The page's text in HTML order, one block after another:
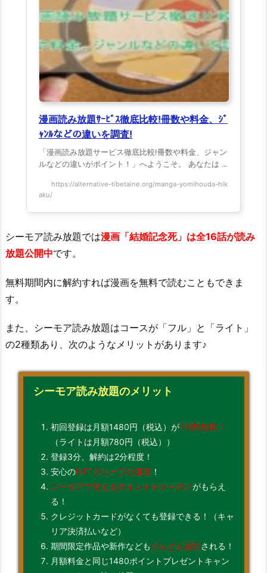
漫画読み放題ｻｰﾋﾞｽ徹底比較!冊数や料金、ｼﾞ
ｬﾝﾙなどの違いを調査!
「漫画読み放題サービス徹底比較!冊数や料金、ジャン
ルなどの違いがポイント！」へようこそ。 あなたは ...
https://alternative-tibetaine.org/manga-yomihouda-hik
aku/
シーモア読み放題では漫画「結婚記念死」は全16話が読み
放題公開中です。
無料期間内に解約すれば漫画を無料で読むこともできま
す。
また、シーモア読み放題はコースが「フル」と「ライト」
の2種類あり、次のようなメリットがあります♪
シーモア読み放題のメリット
初回登録は月額1480円（税込）が7日間無料！
（ライトは月額780円（税込））
登録3分、解約は2分程度！
安心のNTTグループの運営！
シーモアで使えるポイントやクーポンがもらえ
る！
クレジットカードがなくても登録できる！（キャ
リア決済払いなど）
期間限定作品や新作なども どんどん追加される！
月額料金と同じ1480ポイントプレゼントキャン